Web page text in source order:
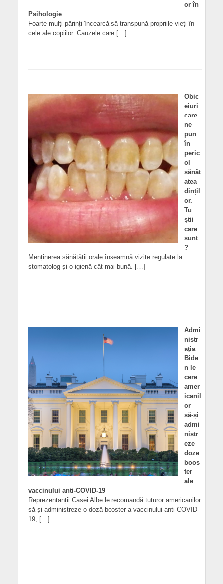
or în
Psihologie
Foarte mulți părinți încearcă să transpună propriile vieți în
cele ale copiilor. Cauzele care […]
Obic
eiuri
care
ne
pun
în
peric
ol
sănăt
atea
dințil
or.
Tu
știi
care
sunt
?
Menținerea sănătății orale înseamnă vizite regulate la
stomatolog și o igienă cât mai bună. […]
Admi
nistr
ația
Bide
n le
cere
amer
icanil
or
să-și
admi
nistr
eze
doze
boos
ter
ale
vaccinului anti-COVID-19
Reprezentanții Casei Albe le recomandă tuturor americanilor
să-și administreze o doză booster a vaccinului anti-COVID-
19, […]